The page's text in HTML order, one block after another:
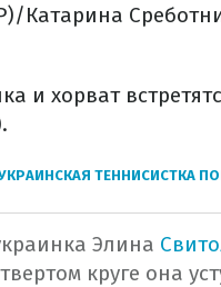
Катарина
и хорват
ТЕННИСИСТКА
Элина
круге она